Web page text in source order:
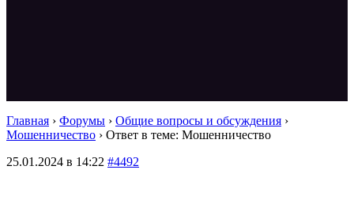
Главная › Форумы › Общие вопросы и обсуждения ›
Мошенничество › Ответ в теме: Мошенничество
25.01.2024 в 14:22 #4492